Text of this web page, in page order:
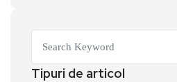
Tipuri de articol